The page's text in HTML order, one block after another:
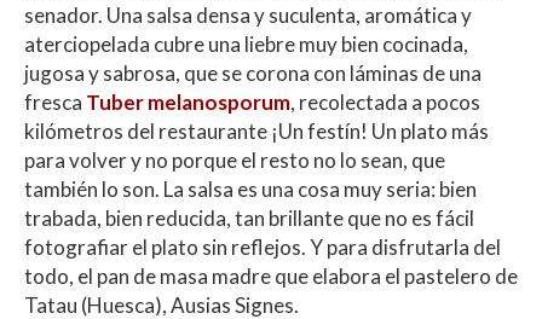
senador. Una salsa densa y suculenta, aromática y
aterciopelada cubre una liebre muy bien cocinada,
jugosa y sabrosa, que se corona con láminas de una
fresca Tuber melanosporum, recolectada a pocos
kilómetros del restaurante ¡Un festín! Un plato más
para volver y no porque el resto no lo sean, que
también lo son. La salsa es una cosa muy seria: bien
trabada, bien reducida, tan brillante que no es fácil
fotografiar el plato sin reflejos. Y para disfrutarla del
todo, el pan de masa madre que elabora el pastelero de
Tatau (Huesca), Ausias Signes.